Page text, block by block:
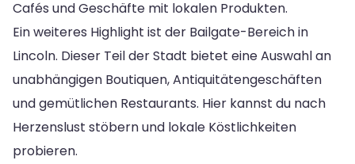
Cafés und Geschäfte mit lokalen Produkten.
Ein weiteres Highlight ist der Bailgate-Bereich in
Lincoln. Dieser Teil der Stadt bietet eine Auswahl an
unabhängigen Boutiquen, Antiquitätengeschäften
und gemütlichen Restaurants. Hier kannst du nach
Herzenslust stöbern und lokale Köstlichkeiten
probieren.